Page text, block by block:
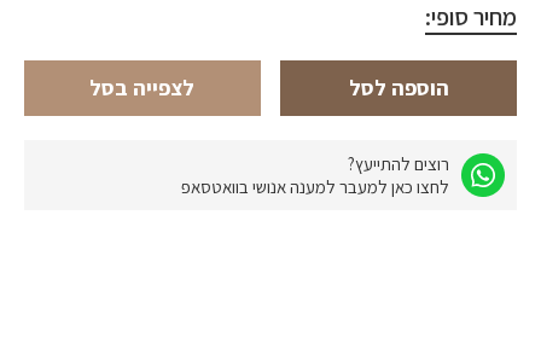
מחיר סופי:
הוספה לסל לצפייה בסל
רוצים להתייעץ?
לחצו כאן למעבר למענה אנושי בוואטסאפ